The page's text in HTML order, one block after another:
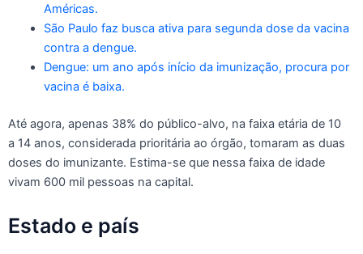
Américas.
São Paulo faz busca ativa para segunda dose da vacina
contra a dengue.
Dengue: um ano após início da imunização, procura por
vacina é baixa.
Até agora, apenas 38% do público-alvo, na faixa etária de 10
a 14 anos, considerada prioritária ao órgão, tomaram as duas
doses do imunizante. Estima-se que nessa faixa de idade
vivam 600 mil pessoas na capital.
Estado e país